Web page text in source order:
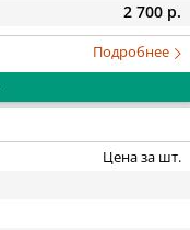
2 700 р.
Подробнее
Цена за шт.